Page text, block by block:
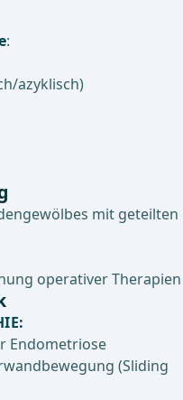
:
azyklisch)
mit geteilten
operativer Therapien
:
Endometriose
(Sliding